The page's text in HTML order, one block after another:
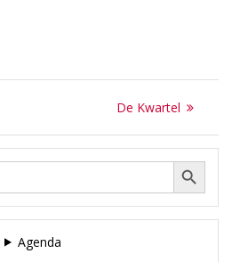
Next
De Kwartel
Zoek Zoekknop
Agenda